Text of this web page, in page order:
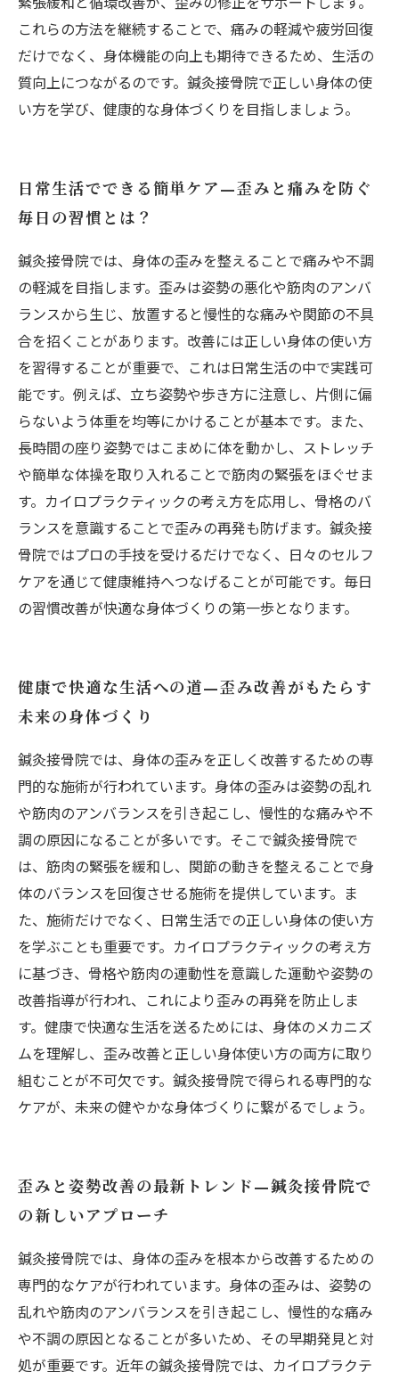
これらの方法を継続することで、痛みの軽減や疲労回復
だけでなく、身体機能の向上も期待できるため、生活の
質向上につながるのです。鍼灸接骨院で正しい身体の使
い方を学び、健康的な身体づくりを目指しましょう。
日常生活でできる簡単ケア—歪みと痛みを防ぐ
毎日の習慣とは？
鍼灸接骨院では、身体の歪みを整えることで痛みや不調
の軽減を目指します。歪みは姿勢の悪化や筋肉のアンバ
ランスから生じ、放置すると慢性的な痛みや関節の不具
合を招くことがあります。改善には正しい身体の使い方
を習得することが重要で、これは日常生活の中で実践可
能です。例えば、立ち姿勢や歩き方に注意し、片側に偏
らないよう体重を均等にかけることが基本です。また、
長時間の座り姿勢ではこまめに体を動かし、ストレッチ
や簡単な体操を取り入れることで筋肉の緊張をほぐせま
す。カイロプラクティックの考え方を応用し、骨格のバ
ランスを意識することで歪みの再発も防げます。鍼灸接
骨院ではプロの手技を受けるだけでなく、日々のセルフ
ケアを通じて健康維持へつなげることが可能です。毎日
の習慣改善が快適な身体づくりの第一歩となります。
健康で快適な生活への道—歪み改善がもたらす
未来の身体づくり
鍼灸接骨院では、身体の歪みを正しく改善するための専
門的な施術が行われています。身体の歪みは姿勢の乱れ
や筋肉のアンバランスを引き起こし、慢性的な痛みや不
調の原因になることが多いです。そこで鍼灸接骨院で
は、筋肉の緊張を緩和し、関節の動きを整えることで身
体のバランスを回復させる施術を提供しています。ま
た、施術だけでなく、日常生活での正しい身体の使い方
を学ぶことも重要です。カイロプラクティックの考え方
に基づき、骨格や筋肉の連動性を意識した運動や姿勢の
改善指導が行われ、これにより歪みの再発を防止しま
す。健康で快適な生活を送るためには、身体のメカニズ
ムを理解し、歪み改善と正しい身体使い方の両方に取り
組むことが不可欠です。鍼灸接骨院で得られる専門的な
ケアが、未来の健やかな身体づくりに繋がるでしょう。
歪みと姿勢改善の最新トレンド—鍼灸接骨院で
の新しいアプローチ
鍼灸接骨院では、身体の歪みを根本から改善するための
専門的なケアが行われています。身体の歪みは、姿勢の
乱れや筋肉のアンバランスを引き起こし、慢性的な痛み
や不調の原因となることが多いため、その早期発見と対
処が重要です。近年の鍼灸接骨院では、カイロプラクテ